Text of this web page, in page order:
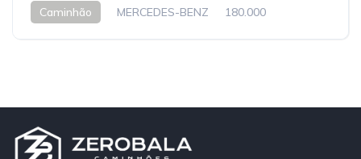
Caminhão MERCEDES-BENZ 180.000